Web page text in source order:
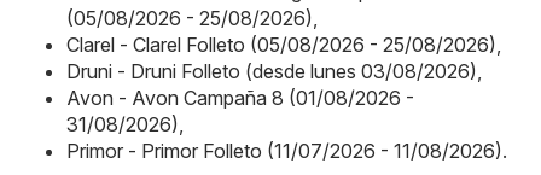
(05/08/2026 - 25/08/2026)
Clarel - Clarel Folleto (05/08/2026 - 25/08/2026)
Druni - Druni Folleto (desde lunes 03/08/2026)
Avon - Avon Campaña 8 (01/08/2026 -
31/08/2026)
Primor - Primor Folleto (11/07/2026 - 11/08/2026).